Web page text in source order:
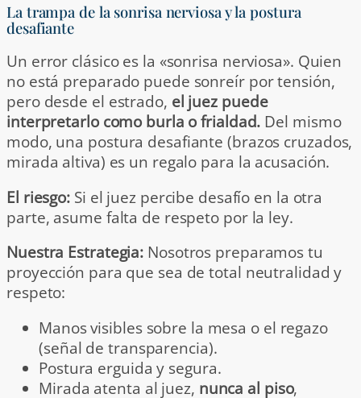
La trampa de la sonrisa nerviosa y la postura
desafiante
Un error clásico es la «sonrisa nerviosa». Quien
no está preparado puede sonreír por tensión,
pero desde el estrado, el juez puede
interpretarlo como burla o frialdad. Del mismo
modo, una postura desafiante (brazos cruzados,
mirada altiva) es un regalo para la acusación.
El riesgo: Si el juez percibe desafío en la otra
parte, asume falta de respeto por la ley.
Nuestra Estrategia: Nosotros preparamos tu
proyección para que sea de total neutralidad y
respeto:
Manos visibles sobre la mesa o el regazo
(señal de transparencia).
Postura erguida y segura.
Mirada atenta al juez, nunca al piso,